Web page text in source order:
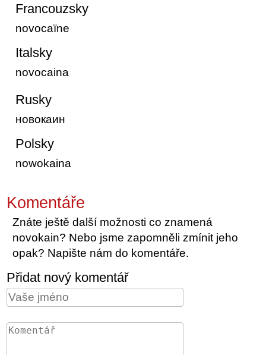
Francouzsky
novocaïne
Italsky
novocaina
Rusky
новокаин
Polsky
nowokaina
Komentáře
Znáte ještě další možnosti co znamená
novokain? Nebo jsme zapomněli zmínit jeho
opak? Napište nám do komentáře.
Přidat nový komentář